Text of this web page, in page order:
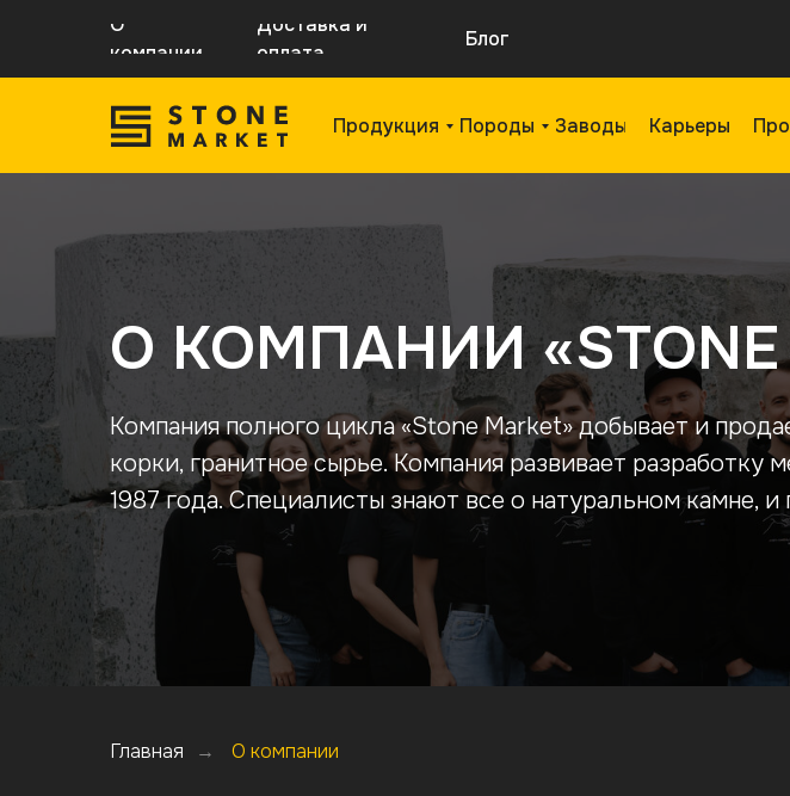
Продукция Породы Заводы Карьеры
О
компании
Доставка и
оплата
Блог
О КОМПАНИИ «STONE
Компания полного цикла «Stone Market» добывает и
корки, гранитное сырье. Компания развивает
1987 года. Специалисты знают все о натуральном камне,
Главная → О компании